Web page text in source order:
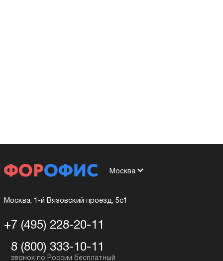
Москва
Москва, 1-й Вязовский проезд, 5с1
+7 (495) 228-20-11
8 (800) 333-10-11